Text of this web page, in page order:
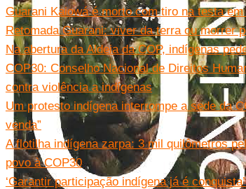
Guarani Kaiowá é morto com tiro na testa
Retomada Guarani: viver da terra ou morrer
Na abertura da Aldeia da COP, indígenas
COP30: Conselho Nacional de Direitos
contra violência a indígenas
Um protesto indígena interrompe a sede da
venda”
A flotilha indígena zarpa: 3 mil quilômetros
povo à COP30
‘Garantir participação indígena já é